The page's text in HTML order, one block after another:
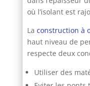
où l’isolant est
La construction à
haut niveau de
respecte deux
Utiliser des